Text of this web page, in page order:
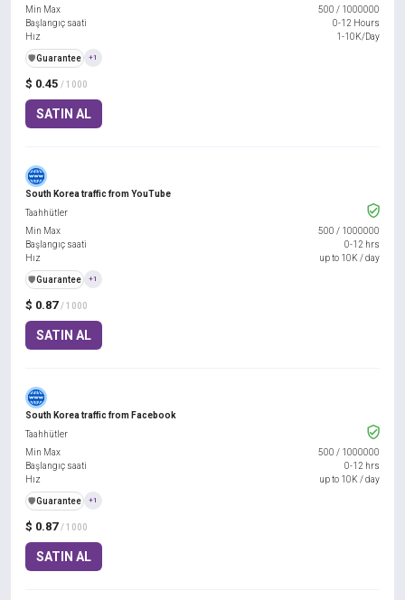
$ 0.45 / 1000
SATIN AL
Min Max
500 / 1000000
Başlangıç saati
0-12 Hours
Hız
1-10K/Day
️🛡️Guarantee +1
South Korea traffic from YouTube
$ 0.87 / 1000
SATIN AL
Taahhütler
Min Max
500 / 1000000
Başlangıç saati
0-12 hrs
Hız
up to 10K / day
️🛡️Guarantee +1
South Korea traffic from Facebook
$ 0.87 / 1000
SATIN AL
Taahhütler
Min Max
500 / 1000000
Başlangıç saati
0-12 hrs
Hız
up to 10K / day
️🛡️Guarantee +1